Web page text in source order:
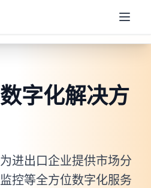
字化解决方
进出口企业提供市场分
控等全方位数字化服务